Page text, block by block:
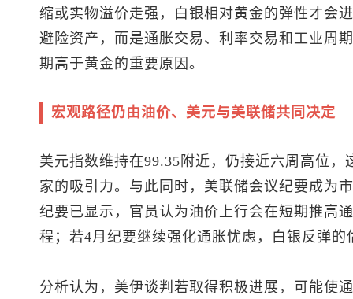
缩或实物溢价走强，白银相对黄金的弹性才会
避险资产，而是通胀交易、利率交易和工业周
期高于黄金的重要原因。
宏观路径仍由油价、美元与美联储共同决定
美元指数维持在99.35附近，仍接近六周高位
家的吸引力。与此同时，美联储会议纪要成为
纪要已显示，官员认为油价上行会在短期推高
程；若4月纪要继续强化通胀忧虑，白银反弹
分析认为，美伊谈判若取得积极进展，可能使